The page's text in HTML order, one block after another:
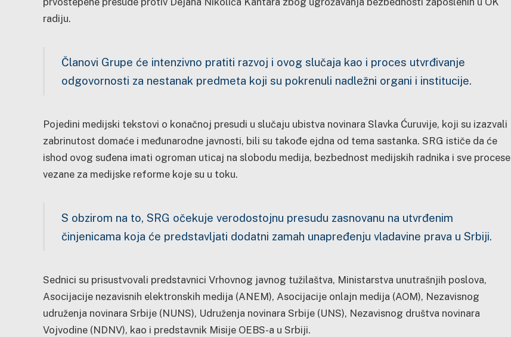
radiju.
Članovi Grupe će intenzivno pratiti razvoj i ovog slučaja kao i proces utvrđivanje
odgovornosti za nestanak predmeta koji su pokrenuli nadležni organi i institucije.
Pojedini medijski tekstovi o konačnoj presudi u slučaju ubistva novinara Slavka Ćuruvije, koji su izazvali
zabrinutost domaće i međunarodne javnosti, bili su takođe ejdna od tema sastanka. SRG ističe da će
ishod ovog suđena imati ogroman uticaj na slobodu medija, bezbednost medijskih radnika i sve procese
vezane za medijske reforme koje su u toku.
S obzirom na to, SRG očekuje verodostojnu presudu zasnovanu na utvrđenim
činjenicama koja će predstavljati dodatni zamah unapređenju vladavine prava u Srbiji.
Sednici su prisustvovali predstavnici Vrhovnog javnog tužilaštva, Ministarstva unutrašnjih poslova,
Asocijacije nezavisnih elektronskih medija (ANEM), Asocijacije onlajn medija (AOM), Nezavisnog
udruženja novinara Srbije (NUNS), Udruženja novinara Srbije (UNS), Nezavisnog društva novinara
Vojvodine (NDNV), kao i predstavnik Misije OEBS-a u Srbiji.